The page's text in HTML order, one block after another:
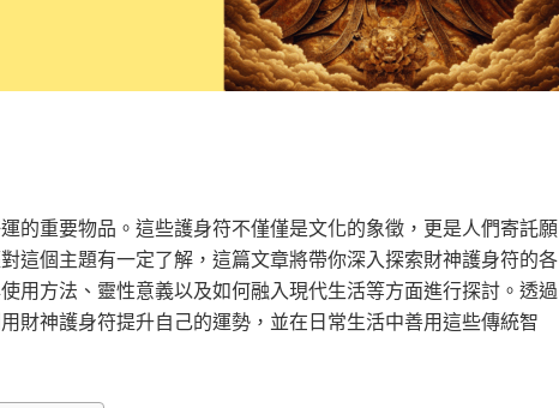
的重要物品。這些護身符不僅僅是文化的象徵，更是人們寄託願
這個主題有一定了解，這篇文章將帶你深入探索財神護身符的各
用方法、靈性意義以及如何融入現代生活等方面進行探討。透過
財神護身符提升自己的運勢，並在日常生活中善用這些傳統智